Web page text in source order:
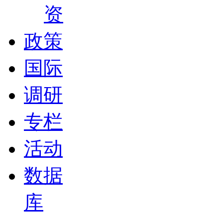
资
政策
国际
调研
专栏
活动
数据
库